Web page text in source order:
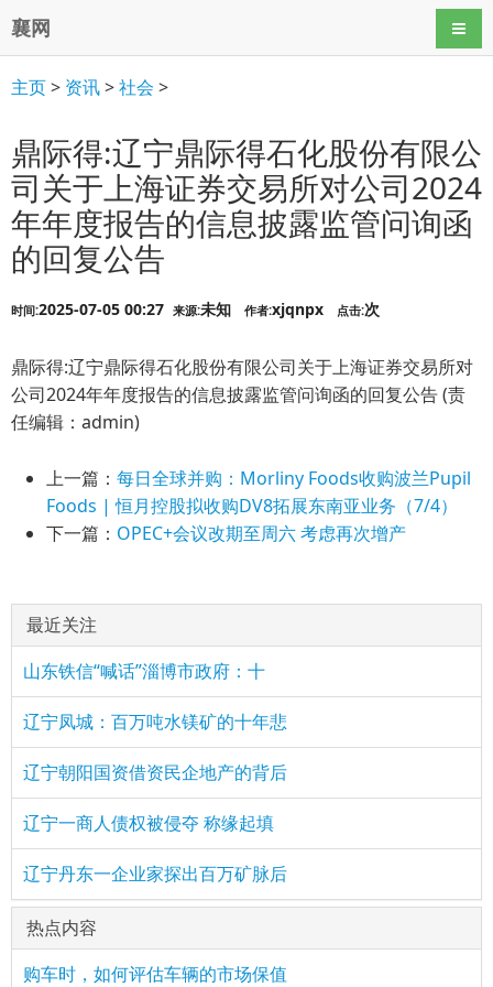
襄网 导航
主页> 资讯>社会 >
鼎际得:辽宁鼎际得石化股份有限公
司关于上海证券交易所对公司2024
年年度报告的信息披露监管问询函
的回复公告
时间:2025-07-05 00:27 来源:未知 作者:xjqnpx 点击:次
鼎际得:辽宁鼎际得石化股份有限公司关于上海证券交易所对
公司2024年年度报告的信息披露监管问询函的回复公告 (责
任编辑：admin)
上一篇： 每日全球并购：Morliny Foods收购波兰Pupil
Foods | 恒月控股拟收购DV8拓展东南亚业务（7/4）
下一篇： OPEC+会议改期至周六 考虑再次增产
最近关注
山东铁信“喊话”淄博市政府：十
辽宁凤城：百万吨水镁矿的十年悲
辽宁朝阳国资借资民企地产的背后
辽宁一商人债权被侵夺 称缘起填
辽宁丹东一企业家探出百万矿脉后
热点内容
购车时，如何评估车辆的市场保值